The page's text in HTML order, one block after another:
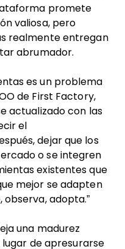
promete
valiosa, pero
realmente entregan
abrumador.
es un problema
de First Factory,
actualizado con las
el
dejar que los
o se integren
existentes que
mejor se adapten
observa, adopta.”
una madurez
de apresurarse